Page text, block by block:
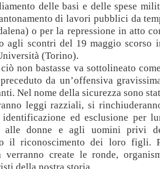
delle basi e delle spese
di lavori pubblici da
o per la repressione in atto
agli scontri del 19 maggio scorso
(Torino).
non bastasse va sottolineato
da un’offensiva
Nel nome della sicurezza sono
leggi razziali, si
ed esclusione per
alle donne e agli uomini privi
il riconoscimento dei loro figli.
verranno create le ronde,